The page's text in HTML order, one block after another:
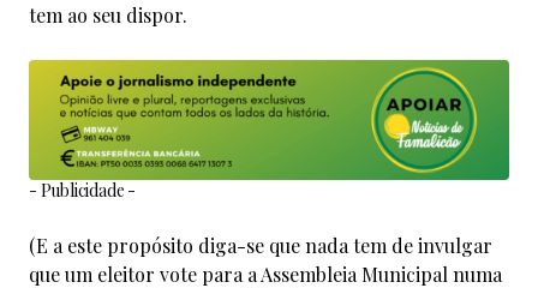
tem ao seu dispor.
- Publicidade -
(E a este propósito diga-se que nada tem de invulgar
que um eleitor vote para a Assembleia Municipal numa